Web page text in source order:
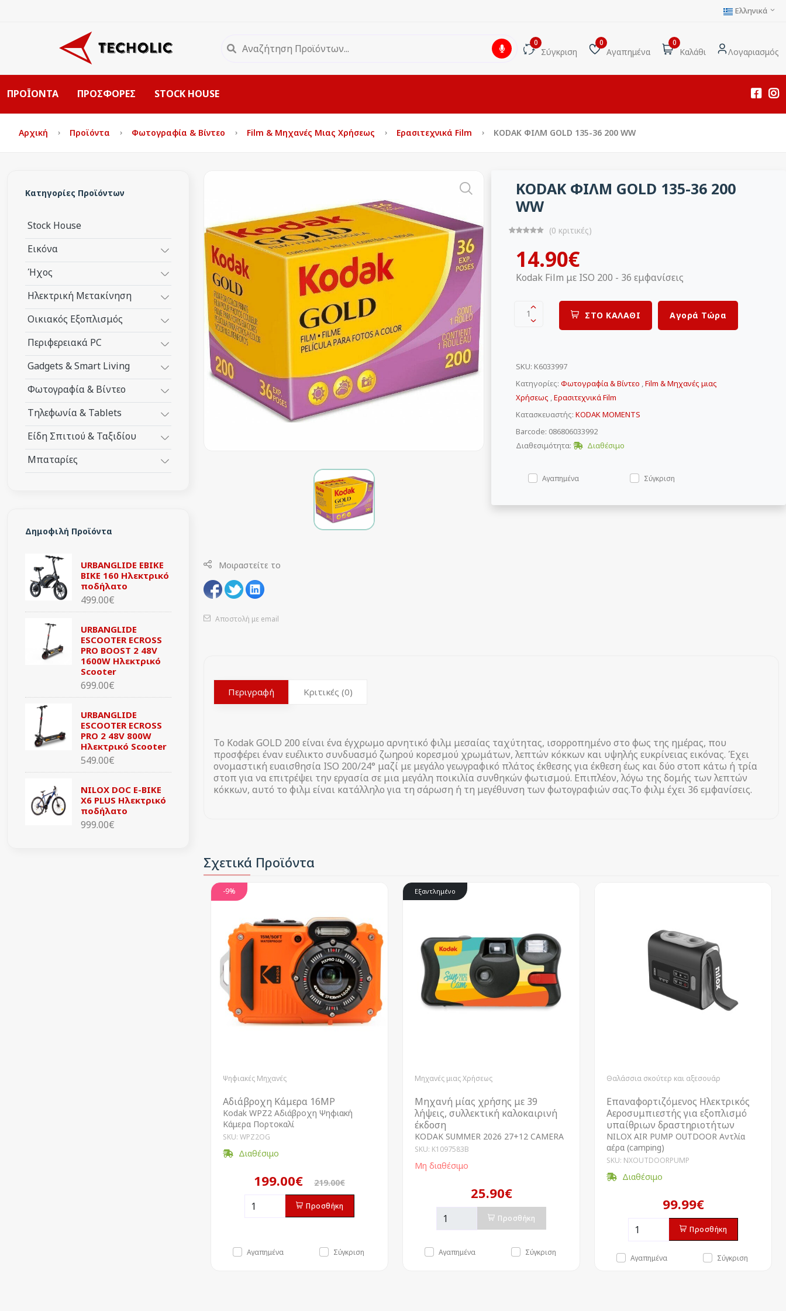
Ελληνικά
0
Σύγκριση
0
Αγαπημένα
0
Καλάθι Λογαριασμός
ΠΡΟΪΟΝΤΑ ΠΡΟΣΦΟΡΕΣ STOCK HOUSE
Αρχική Προϊόντα Φωτογραφία & Βίντεο Film & Μηχανές Μιας Χρήσεως Ερασιτεχνικά Film KODAK ΦΙΛΜ GOLD 135-36 200 WW
Κατηγορίες Προϊόντων
Stock House
Εικόνα
Ήχος
Ηλεκτρική Μετακίνηση
Οικιακός Εξοπλισμός
Περιφερειακά PC
Gadgets & Smart Living
Φωτογραφία & Βίντεο
Τηλεφωνία & Tablets
Είδη Σπιτιού & Ταξιδίου
Μπαταρίες
Δημοφιλή Προϊόντα
URBANGLIDE EBIKE
BIKE 160 Ηλεκτρικό
ποδήλατο
499.00€
URBANGLIDE
ESCOOTER ECROSS
PRO BOOST 2 48V
1600W Ηλεκτρικό
Scooter
699.00€
URBANGLIDE
ESCOOTER ECROSS
PRO 2 48V 800W
Ηλεκτρικό Scooter
549.00€
NILOX DOC E-BIKE
X6 PLUS Ηλεκτρικό
ποδήλατο
999.00€
Μοιραστείτε το
Αποστολή με email
KODAK ΦΙΛΜ GOLD 135-36 200
WW
(0 κριτικές)
14.90€
Kodak Film με ISO 200 - 36 εμφανίσεις
1 ΣΤΟ ΚΑΛΑΘΙ Αγορά Τώρα
SKU: K6033997
Κατηγορίες: Φωτογραφία & Βίντεο ,Film & Μηχανές μιας
Χρήσεως ,Ερασιτεχνικά Film
Κατασκευαστής: KODAK MOMENTS
Barcode: 086806033992
Διαθεσιμότητα:
Διαθέσιμο
Αγαπημένα Σύγκριση
Περιγραφή Κριτικές (0)
Το Kodak GOLD 200 είναι ένα έγχρωμο αρνητικό φιλμ μεσαίας ταχύτητας, ισορροπημένο στο φως της ημέρας, που
προσφέρει έναν ευέλικτο συνδυασμό ζωηρού κορεσμού χρωμάτων, λεπτών κόκκων και υψηλής ευκρίνειας εικόνας. Έχει
ονομαστική ευαισθησία ISO 200/24° μαζί με μεγάλο γεωγραφικό πλάτος έκθεσης για έκθεση έως και δύο στοπ κάτω ή τρία
στοπ για να επιτρέψει την εργασία σε μια μεγάλη ποικιλία συνθηκών φωτισμού. Επιπλέον, λόγω της δομής των λεπτών
κόκκων, αυτό το φιλμ είναι κατάλληλο για τη σάρωση ή τη μεγέθυνση των φωτογραφιών σας.Το φιλμ έχει 36 εμφανίσεις.
Σχετικά Προϊόντα
-9%
Ψηφιακές Μηχανές
Αδιάβροχη Κάμερα 16MP
Kodak WPZ2 Αδιάβροχη Ψηφιακή
Κάμερα Πορτοκαλί
SKU: WPZ2OG
Διαθέσιμο
199.00€ 219.00€
Προσθήκη
Αγαπημένα Σύγκριση
Εξαντλημένο
Μηχανές μιας Χρήσεως
Μηχανή μίας χρήσης με 39
λήψεις, συλλεκτική καλοκαιρινή
έκδοση
KODAK SUMMER 2026 27+12 CAMERA
SKU: K1097583B
Μη διαθέσιμο
25.90€
Προσθήκη
Αγαπημένα Σύγκριση
Θαλάσσια σκούτερ και αξεσουάρ
Επαναφορτιζόμενος Ηλεκτρικός
Αεροσυμπιεστής για εξοπλισμό
υπαίθριων δραστηριοτήτων
NILOX AIR PUMP OUTDOOR Αντλία
αέρα (camping)
SKU: NXOUTDOORPUMP
Διαθέσιμο
99.99€
Προσθήκη
Αγαπημένα Σύγκριση